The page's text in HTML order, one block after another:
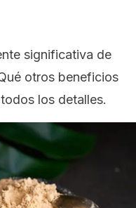
significativa de
otros beneficios
los detalles.